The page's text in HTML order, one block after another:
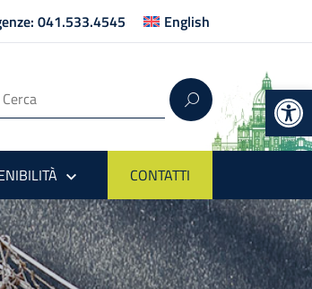
041.533.4545 English
CONTATTI